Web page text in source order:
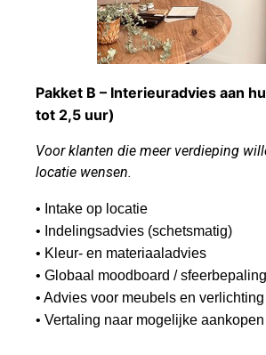
Pakket B – Interieuradvies aan
tot 2,5 uur)
Voor klanten die meer verdieping
locatie wensen.
• Intake op locatie
• Indelingsadvies (schetsmatig)
• Kleur- en materiaaladvies
• Globaal moodboard / sfeerbepaling
• Advies voor meubels en verlichting
• Vertaling naar mogelijke